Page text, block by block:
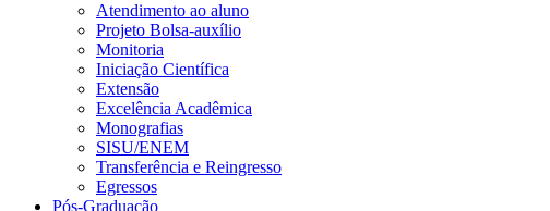
Atendimento ao aluno
Projeto Bolsa-auxílio
Monitoria
Iniciação Científica
Extensão
Excelência Acadêmica
Monografias
SISU/ENEM
Transferência e Reingresso
Egressos
Pós-Graduação